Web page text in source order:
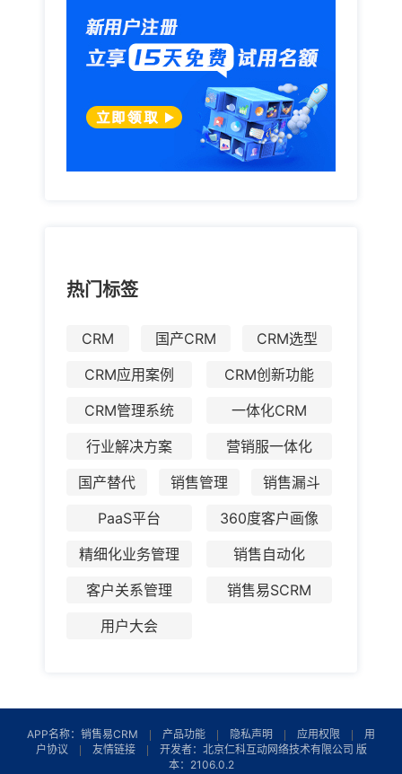
热门标签
CRM 国产CRM
CRM选型
CRM应用案例
CRM创新功能
CRM管理系统
一体化CRM
行业解决方案
营销服一体化
国产替代
销售管理
销售漏斗
PaaS平台
360度客户画像
精细化业务管理
销售自动化
客户关系管理
销售易SCRM
用户大会
APP名称：销售易CRM 产品功能 隐私声明 应用权限
用
户协议
友情链接
开发者：北京仁科互动网络技术有限公司 版
本：2106.0.2